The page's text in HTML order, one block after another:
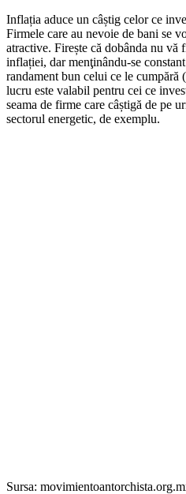
Inflația aduce un câștig celor ce
Firmele care au nevoie de bani se
atractive. Firește că dobânda nu
inflației, dar menţinându-se
randament bun celui ce le cumpără
lucru este valabil pentru cei ce
seama de firme care câștigă de pe
sectorul energetic, de exemplu.
Sursa: